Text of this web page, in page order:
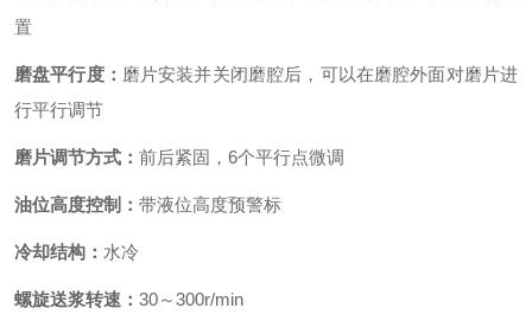
置
磨盘平行度： 磨片安装并关闭磨腔后，可以在磨腔外面对磨片进
行平行调节
磨片调节方式： 前后紧固，6个平行点微调
油位高度控制： 带液位高度预警标
冷却结构： 水冷
螺旋送浆转速： 30～300r/min